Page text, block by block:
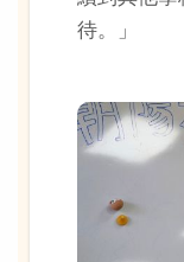
待。」